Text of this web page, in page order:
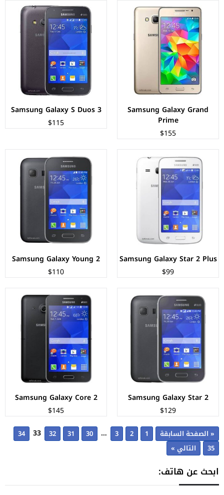
Samsung Galaxy Grand
Prime
$155
Samsung Galaxy S Duos 3
$115
Samsung Galaxy Star 2 Plus
$99
الشاشة:TFT LCD بحجم 4.3 بوصة بدقة 480px
المعالج:1.2GHz Cortex-A7
الكاميرات:3.15 ميجابكسل
الذاكرة+الرام:4 جيجابايت + 512 ميجابايت
نظام التشغيل:Android 4.4.2 (KitKat)
البطارية:1800 ملي امبير
عرض المواصفات ←
Samsung Galaxy Young 2
$110
الشاشة:TFT LCD بحجم 3.5 بوصة بدقة 320px
الكاميرات:3.15 ميجابكسل
الذاكرة+الرام:4 جيجابايت + 512 ميجابايت
نظام التشغيل:Android 4.4.2 (KitKat)
البطارية:1300 ملي امبير
عرض المواصفات ←
Samsung Galaxy Star 2
$129
الشاشة:TFT LCD بحجم 3.5 بوصة بدقة 320px
المعالج:SC6815A - جيجاهرتز
الكاميرات:
الذاكرة+الرام:4 جيجابايت + 512 ميجابايت
نظام التشغيل:Android 4.4.2 (KitKat)
البطارية:1300 ملي امبير
عرض المواصفات ←
Samsung Galaxy Core 2
$145
الشاشة:TFT LCD بحجم 4.5 بوصة بدقة 480px
المعالج:رباعي النواة - 1.2 جيجاهرتز
خلفية 5 م.ب / امامية VGA
الذاكرة+الرام:4 جيجابايت + 768 ميجابايت
نظام التشغيل:Android 4.4.2 (KitKat)
البطارية: 2000 ملي امبير
عرض المواصفات ←
« الصفحة السابقة 1
2
3
…
30
31
32
33
34
35
التالي »
ابحث عن هاتف: